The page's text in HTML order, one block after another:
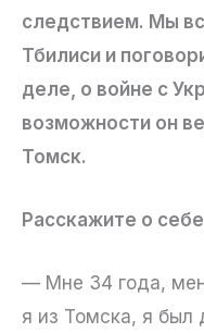
следствием. Мы
Тбилиси и
деле, о войне с
возможности он
Томск.
Расскажите о
— Мне 34 года,
я из Томска, я был